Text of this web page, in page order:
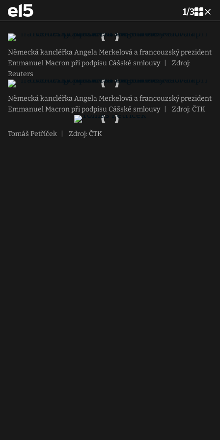
1/3
Německá kancléřka Angela Merkelová a francouzský prezident
Emmanuel Macron při podpisu Cášské smlouvy
Zdroj:
Reuters
Německá kancléřka Angela Merkelová a francouzský prezident
Emmanuel Macron při podpisu Cášské smlouvy
Zdroj: ČTK
Tomáš Petříček Zdroj: ČTK